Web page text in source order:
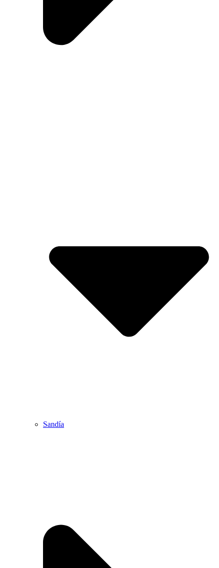
Sandía